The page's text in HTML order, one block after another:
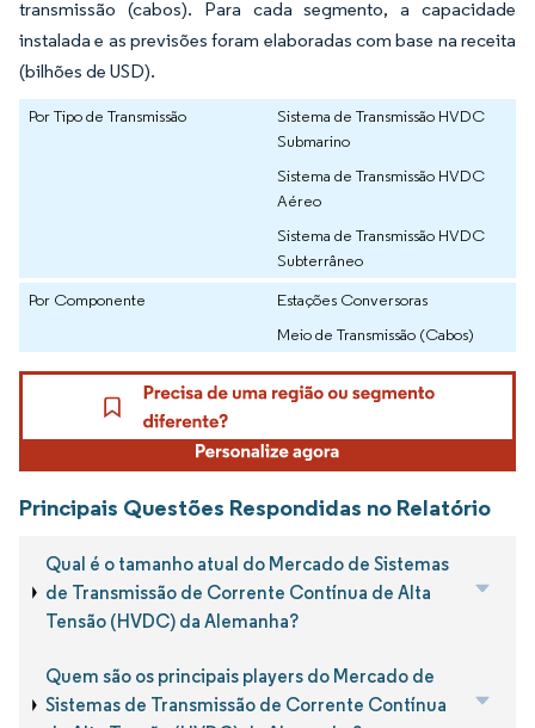
transmissão (cabos). Para cada segmento, a capacidade
instalada e as previsões foram elaboradas com base na receita
(bilhões de USD).
Por Tipo de Transmissão
Sistema de Transmissão HVDC
Submarino
Sistema de Transmissão HVDC
Aéreo
Sistema de Transmissão HVDC
Subterrâneo
Por Componente
Estações Conversoras
Meio de Transmissão (Cabos)
Principais Questões Respondidas no Relatório
Qual é o tamanho atual do Mercado de Sistemas
de Transmissão de Corrente Contínua de Alta
Tensão (HVDC) da Alemanha?
Quem são os principais players do Mercado de
Sistemas de Transmissão de Corrente Contínua